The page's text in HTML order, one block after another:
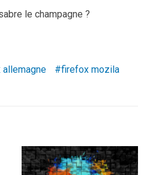
le champagne ?
firefox mozila